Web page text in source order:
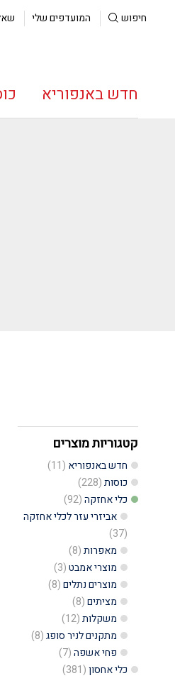
חיפוש המועדפים שלי
חדש באנפוריא
קטגוריות מוצרים
חדש באנפוריא (11)
כוסות(228)
כלי אחזקה(92)
אביזרי עזר לכלי אחזקה
(37)
מאפרות(8)
מוצרי אמבט(3)
מוצרים נתלים(8)
מציתים(8)
משקלות(12)
מתקנים לניר סופג(8)
פחי אשפה(7)
כלי אחסון(381)